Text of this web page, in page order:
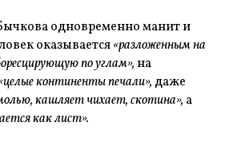
одновременно манит и
оказывается«разложенным на
по углам», на
континенты печали»,даже
кашляет чихает, скотина», а
как лист».